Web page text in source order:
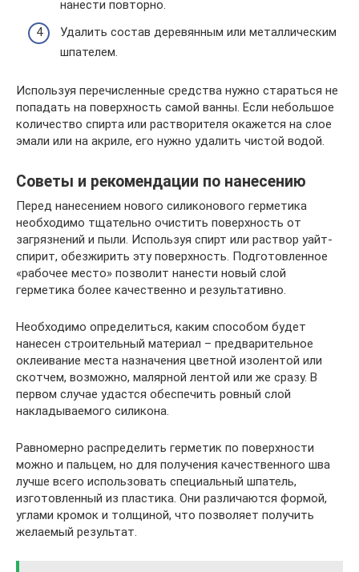
нанести повторно.
Удалить состав деревянным или металлическим
шпателем.
Используя перечисленные средства нужно стараться не
попадать на поверхность самой ванны. Если небольшое
количество спирта или растворителя окажется на слое
эмали или на акриле, его нужно удалить чистой водой.
Советы и рекомендации по нанесению
Перед нанесением нового силиконового герметика
необходимо тщательно очистить поверхность от
загрязнений и пыли. Используя спирт или раствор уайт-
спирит, обезжирить эту поверхность. Подготовленное
«рабочее место» позволит нанести новый слой
герметика более качественно и результативно.
Необходимо определиться, каким способом будет
нанесен строительный материал – предварительное
оклеивание места назначения цветной изолентой или
скотчем, возможно, малярной лентой или же сразу. В
первом случае удастся обеспечить ровный слой
накладываемого силикона.
Равномерно распределить герметик по поверхности
можно и пальцем, но для получения качественного шва
лучше всего использовать специальный шпатель,
изготовленный из пластика. Они различаются формой,
углами кромок и толщиной, что позволяет получить
желаемый результат.